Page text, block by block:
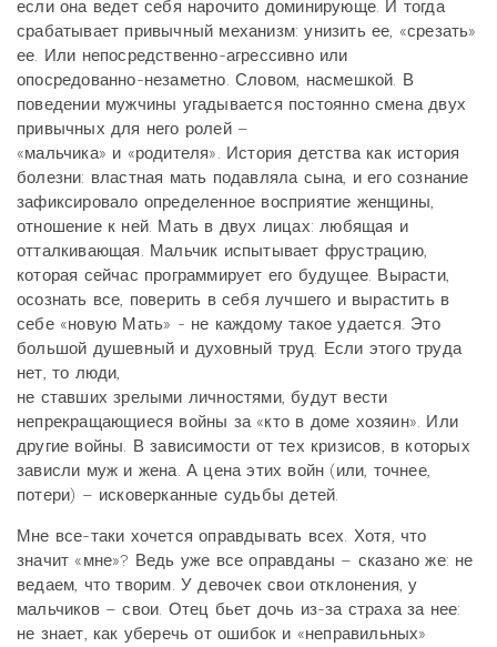
если она ведет себя нарочито доминирующе. И тогда
срабатывает привычный механизм: унизить ее, «срезать»
ее. Или непосредственно-агрессивно или
опосредованно-незаметно. Словом, насмешкой. В
поведении мужчины угадывается постоянно смена двух
привычных для него ролей –
«мальчика» и «родителя». История детства как история
болезни: властная мать подавляла сына, и его сознание
зафиксировало определенное восприятие женщины,
отношение к ней. Мать в двух лицах: любящая и
отталкивающая. Мальчик испытывает фрустрацию,
которая сейчас программирует его будущее. Вырасти,
осознать все, поверить в себя лучшего и вырастить в
себе «новую Мать» - не каждому такое удается. Это
большой душевный и духовный труд. Если этого труда
нет, то люди,
не ставших зрелыми личностями, будут вести
непрекращающиеся войны за «кто в доме хозяин». Или
другие войны. В зависимости от тех кризисов, в которых
зависли муж и жена. А цена этих войн (или, точнее,
потери) – исковерканные судьбы детей.
Мне все-таки хочется оправдывать всех. Хотя, что
значит «мне»? Ведь уже все оправданы – сказано же: не
ведаем, что творим. У девочек свои отклонения, у
мальчиков – свои. Отец бьет дочь из-за страха за нее:
не знает, как уберечь от ошибок и «неправильных»